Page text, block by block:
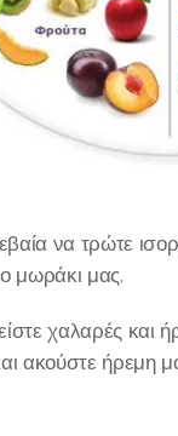
να τρώτε
μωράκι μας.
χαλαρές και
ακούστε ήρεμη